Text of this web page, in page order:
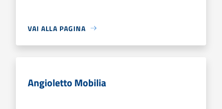
VAI ALLA PAGINA
Angioletto Mobilia